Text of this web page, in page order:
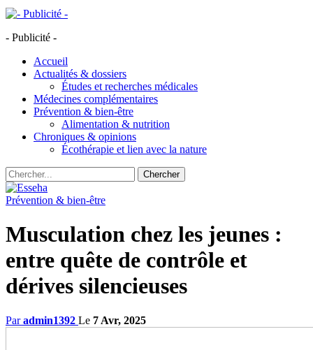
- Publicité -
Accueil
Actualités & dossiers
Études et recherches médicales
Médecines complémentaires
Prévention & bien-être
Alimentation & nutrition
Chroniques & opinions
Écothérapie et lien avec la nature
Prévention & bien-être
Musculation chez les jeunes :
entre quête de contrôle et
dérives silencieuses
Paradmin1392 Le 7 Avr, 2025